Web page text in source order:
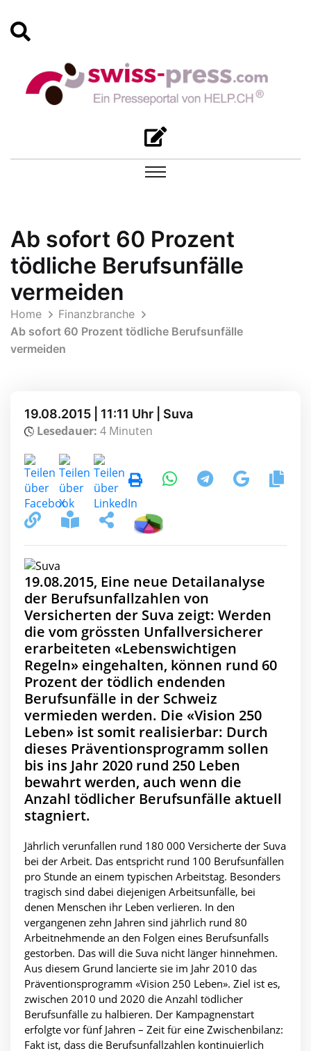
Ab sofort 60 Prozent
tödliche Berufsunfälle
vermeiden
Home
Finanzbranche
Ab sofort 60 Prozent tödliche Berufsunfälle
vermeiden
19.08.2015 | 11:11 Uhr | Suva
Lesedauer: 4 Minuten
19.08.2015, Eine neue Detailanalyse
der Berufsunfallzahlen von
Versicherten der Suva zeigt: Werden
die vom grössten Unfallversicherer
erarbeiteten «Lebenswichtigen
Regeln» eingehalten, können rund 60
Prozent der tödlich endenden
Berufsunfälle in der Schweiz
vermieden werden. Die «Vision 250
Leben» ist somit realisierbar: Durch
dieses Präventionsprogramm sollen
bis ins Jahr 2020 rund 250 Leben
bewahrt werden, auch wenn die
Anzahl tödlicher Berufsunfälle aktuell
stagniert.
Jährlich verunfallen rund 180 000 Versicherte der Suva
bei der Arbeit. Das entspricht rund 100 Berufsunfällen
pro Stunde an einem typischen Arbeitstag. Besonders
tragisch sind dabei diejenigen Arbeitsunfälle, bei
denen Menschen ihr Leben verlieren. In den
vergangenen zehn Jahren sind jährlich rund 80
Arbeitnehmende an den Folgen eines Berufsunfalls
gestorben. Das will die Suva nicht länger hinnehmen.
Aus diesem Grund lancierte sie im Jahr 2010 das
Präventionsprogramm «Vision 250 Leben». Ziel ist es,
zwischen 2010 und 2020 die Anzahl tödlicher
Berufsunfälle zu halbieren. Der Kampagnenstart
erfolgte vor fünf Jahren – Zeit für eine Zwischenbilanz:
Fakt ist, dass die Berufsunfallzahlen kontinuierlich